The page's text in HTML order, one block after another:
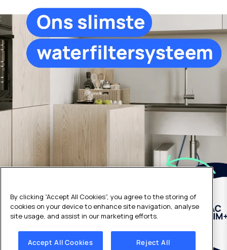
waterkoelers
Hoge volume
waterkoelers
Accessoires
waterdispensers
Gezondheidszorg
Onderwijs
Fabrieken
&
Magazijnen
Sport
&
Vrije
Facilitair
Beheer
Culligan
Een
offerte
aanvragen
Blog
Veelgestelde
vragen (FAQ)
carrière
Volg ons
Privacy policy|Cookie policy|Disclaimer|Algemene
voorwaarden|Cookies Settings
By clicking “Accept All Cookies”, you agree to the storing of
cookies on your device to enhance site navigation, analyse
site usage, and assist in our marketing efforts.
Accept All Cookies Reject All